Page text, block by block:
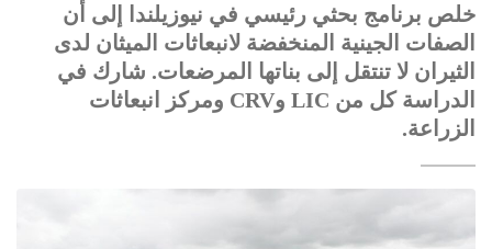
خلص برنامج بحثي رئيسي في نيوزيلندا إلى أن
الصفات الجينية المنخفضة لانبعاثات الميثان لدى
الثيران لا تنتقل إلى بناتها المرضعات. شارك في
الدراسة كل من LIC وCRV ومركز انبعاثات
الزراعة.